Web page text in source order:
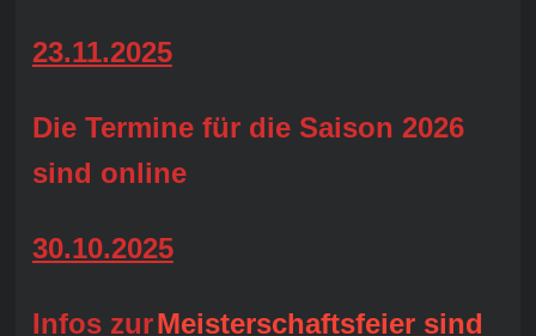
23.11.2025
Die Termine für die Saison 2026
sind online
30.10.2025
Infos zurMeisterschaftsfeier sind